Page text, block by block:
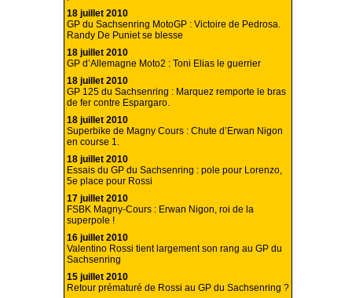
18 juillet 2010
GP du Sachsenring MotoGP : Victoire de Pedrosa.
Randy De Puniet se blesse
18 juillet 2010
GP d’Allemagne Moto2 : Toni Elias le guerrier
18 juillet 2010
GP 125 du Sachsenring : Marquez remporte le bras
de fer contre Espargaro.
18 juillet 2010
Superbike de Magny Cours : Chute d’Erwan Nigon
en course 1.
18 juillet 2010
Essais du GP du Sachsenring : pole pour Lorenzo,
5e place pour Rossi
17 juillet 2010
FSBK Magny-Cours : Erwan Nigon, roi de la
superpole !
16 juillet 2010
Valentino Rossi tient largement son rang au GP du
Sachsenring
15 juillet 2010
Retour prématuré de Rossi au GP du Sachsenring ?